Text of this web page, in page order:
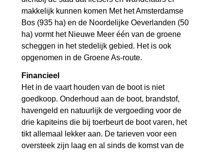
makkelijk kunnen komen Met het Amsterdamse
Bos (935 ha) en de Noordelijke Oeverlanden (50
ha) vormt het Nieuwe Meer één van de groene
scheggen in het stedelijk gebied. Het is ook
opgenomen in de Groene As-route.
Financieel
Het in de vaart houden van de boot is niet
goedkoop. Onderhoud aan de boot, brandstof,
havengeld en natuurlijk de vergoeding voor de
drie kapiteins die bij toerbeurt de boot varen, het
tikt allemaal lekker aan. De tarieven voor een
oversteek zijn laag en al sinds de komst van de